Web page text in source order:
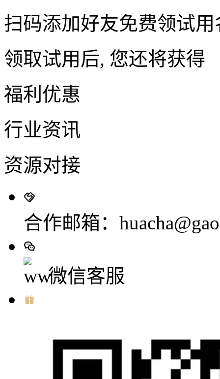
扫码添加好友免费领试用
领取试用后, 您还将获得
福利优惠
行业资讯
资源对接
合作邮箱：
微信客服